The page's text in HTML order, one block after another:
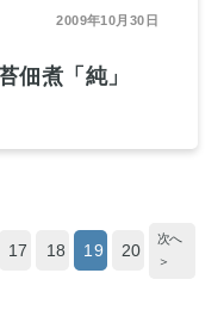
2009年10月30日
佃煮「純」
17 18 19 20
次へ
＞